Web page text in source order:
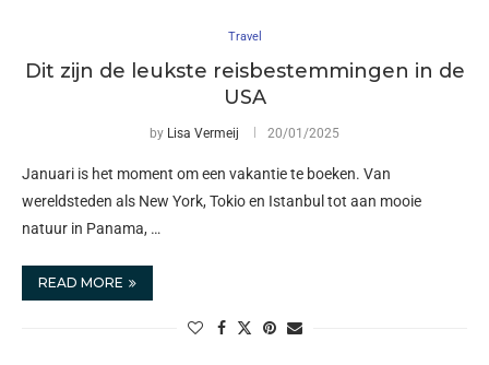
Travel
Dit zijn de leukste reisbestemmingen in de
USA
by Lisa Vermeij 20/01/2025
Januari is het moment om een vakantie te boeken. Van
wereldsteden als New York, Tokio en Istanbul tot aan mooie
natuur in Panama, …
READ MORE